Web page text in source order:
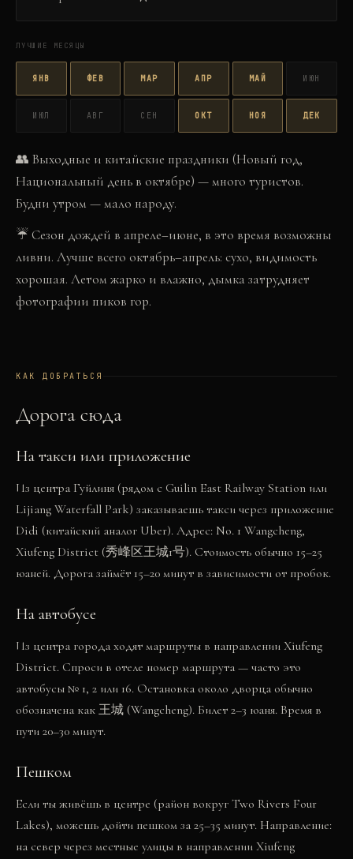
ЛУЧШИЕ МЕСЯЦЫ
ЯНВ ФЕВ МАР АПР МАЙ ИЮН
ИЮЛ АВГ СЕН ОКТ НОЯ ДЕК
👥 Выходные и китайские праздники (Новый год,
Национальный день в октябре) — много туристов.
Будни утром — мало народу.
☔Сезон дождей в апреле–июне, в это время возможны
ливни. Лучше всего октябрь–апрель: сухо, видимость
хорошая. Летом жарко и влажно, дымка затрудняет
фотографии пиков гор.
КАК ДОБРАТЬСЯ
Дорога сюда
На такси или приложение
Из центра Гуйлиня (рядом с Guilin East Railway Station или
Lijiang Waterfall Park) заказываешь такси через приложение
Didi (китайский аналог Uber). Адрес: No. 1 Wangcheng,
Xiufeng District (秀峰区王城1号). Стоимость обычно 15–25
юаней. Дорога займёт 15–20 минут в зависимости от пробок.
На автобусе
Из центра города ходят маршруты в направлении Xiufeng
District. Спроси в отеле номер маршрута — часто это
автобусы № 1, 2 или 16. Остановка около дворца обычно
обозначена как 王城 (Wangcheng). Билет 2–3 юаня. Время в
пути 20–30 минут.
Пешком
Если ты живёшь в центре (район вокруг Two Rivers Four
Lakes), можешь дойти пешком за 25–35 минут. Направление:
на север через местные улицы в направлении Xiufeng